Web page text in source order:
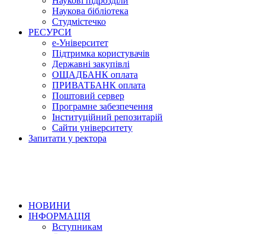
Наукова бібліотека
Студмістечко
РЕСУРСИ
е-Університет
Підтримка користувачів
Державні закупівлі
ОЩАДБАНК оплата
ПРИВАТБАНК оплата
Поштовий сервер
Програмне забезпечення
Інституційний репозитарій
Сайти університету
Запитати у ректора
НОВИНИ
ІНФОРМАЦІЯ
Вступникам